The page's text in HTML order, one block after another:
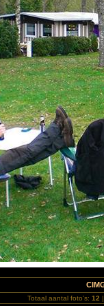
Totaal aantal foto's: 12